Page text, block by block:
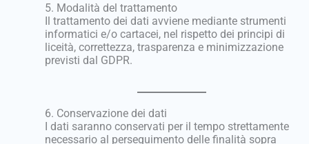
5. Modalità del trattamento
Il trattamento dei dati avviene mediante strumenti
informatici e/o cartacei, nel rispetto dei principi di
liceità, correttezza, trasparenza e minimizzazione
previsti dal GDPR.
6. Conservazione dei dati
I dati saranno conservati per il tempo strettamente
necessario al perseguimento delle finalità sopra